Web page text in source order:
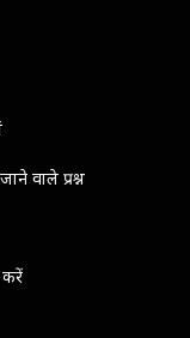
वाले प्रश्न